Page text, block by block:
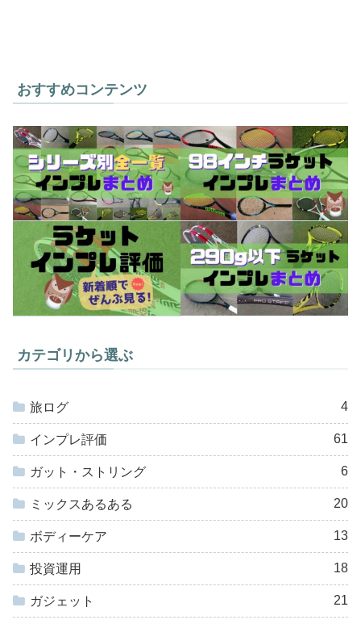
おすすめコンテンツ
カテゴリから選ぶ
旅ログ 4
インプレ評価 61
ガット・ストリング 6
ミックスあるある 20
ボディーケア 13
投資運用 18
ガジェット 21